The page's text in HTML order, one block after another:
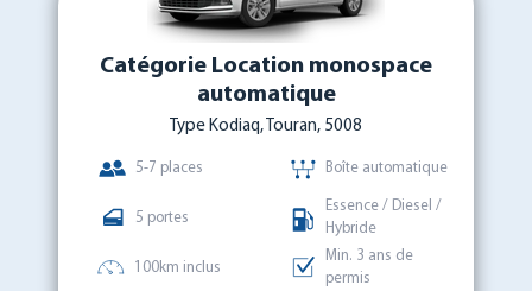
Catégorie Location monospace
automatique
Type Kodiaq, Touran, 5008
5-7 places Boîte automatique
5 portes
Essence / Diesel /
Hybride
100km inclus
Min. 3 ans de
permis